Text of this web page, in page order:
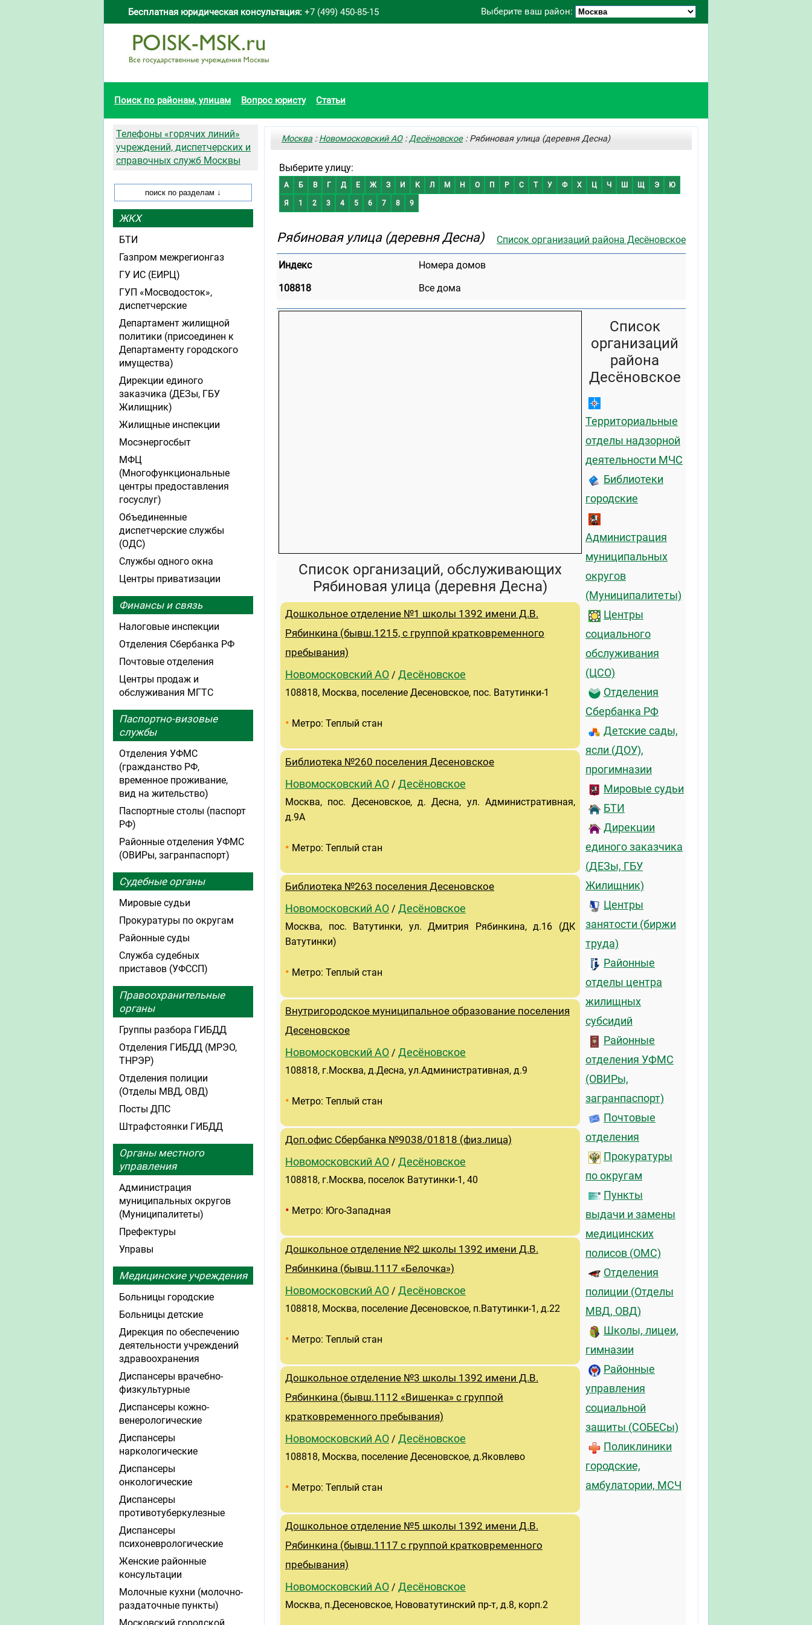
Выберите ваш район:
Бесплатная юридическая консультация: +7 (499) 450-85-15
Поиск по районам, улицам Вопрос юристу Статьи
Москва :Новомосковский АО:Десёновское: Рябиновая улица (деревня Десна)
Выберите улицу:
А Б В Г Д Е Ж З И К Л М Н О П Р С Т У Ф Х Ц Ч Ш Щ Э Ю
Я 1 2 3 4 5 6 7 8 9
Список организаций района Десёновское
Рябиновая улица (деревня Десна)
Индекс
Номера домов
108818
Все дома
Список организаций, обслуживающих
Рябиновая улица (деревня Десна)
Дошкольное отделение №1 школы 1392 имени Д.В.
Рябинкина (бывш.1215, с группой кратковременного
пребывания)
Новомосковский АО / Десёновское
108818, Москва, поселение Десеновское, пос. Ватутинки-1
• Метро: Теплый стан
Библиотека №260 поселения Десеновское
Новомосковский АО / Десёновское
Москва, пос. Десеновское, д. Десна, ул. Административная,
д.9А
• Метро: Теплый стан
Библиотека №263 поселения Десеновское
Новомосковский АО / Десёновское
Москва, пос. Ватутинки, ул. Дмитрия Рябинкина, д.16 (ДК
Ватутинки)
• Метро: Теплый стан
Внутригородское муниципальное образование поселения
Десеновское
Новомосковский АО / Десёновское
108818, г.Москва, д.Десна, ул.Административная, д.9
• Метро: Теплый стан
Доп.офис Сбербанка №9038/01818 (физ.лица)
Новомосковский АО / Десёновское
108818, г.Москва, поселок Ватутинки-1, 40
• Метро: Юго-Западная
Дошкольное отделение №2 школы 1392 имени Д.В.
Рябинкина (бывш.1117 «Белочка»)
Новомосковский АО / Десёновское
108818, Москва, поселение Десеновское, п.Ватутинки-1, д.22
• Метро: Теплый стан
Дошкольное отделение №3 школы 1392 имени Д.В.
Рябинкина (бывш.1112 «Вишенка» с группой
кратковременного пребывания)
Новомосковский АО / Десёновское
108818, Москва, поселение Десеновское, д.Яковлево
• Метро: Теплый стан
Дошкольное отделение №5 школы 1392 имени Д.В.
Рябинкина (бывш.1117 с группой кратковременного
пребывания)
Новомосковский АО / Десёновское
Москва, п.Десеновское, Нововатутинский пр-т, д.8, корп.2
Список
организаций
района
Десёновское
Территориальные
отделы надзорной
деятельности МЧС
Библиотеки
городские
Администрация
муниципальных
округов
(Муниципалитеты)
Центры
социального
обслуживания
(ЦСО)
Отделения
Сбербанка РФ
Детские сады,
ясли (ДОУ),
прогимназии
Мировые судьи
БТИ
Дирекции
единого заказчика
(ДЕЗы, ГБУ
Жилищник)
Центры
занятости (биржи
труда)
Районные
отделы центра
жилищных
субсидий
Районные
отделения УФМС
(ОВИРы,
загранпаспорт)
Почтовые
отделения
Прокуратуры
по округам
Пункты
выдачи и замены
медицинских
полисов (ОМС)
Отделения
полиции (Отделы
МВД, ОВД)
Школы, лицеи,
гимназии
Районные
управления
социальной
защиты (СОБЕСы)
Поликлиники
городские,
амбулатории, МСЧ
Телефоны «горячих линий»
учреждений, диспетчерских и
справочных служб Москвы
ЖКХ
БТИ
Газпром межрегионгаз
ГУ ИС (ЕИРЦ)
ГУП «Мосводосток»,
диспетчерские
Департамент жилищной
политики (присоединен к
Департаменту городского
имущества)
Дирекции единого
заказчика (ДЕЗы, ГБУ
Жилищник)
Жилищные инспекции
Мосэнергосбыт
МФЦ
(Многофункциональные
центры предоставления
госуслуг)
Объединенные
диспетчерские службы
(ОДС)
Службы одного окна
Центры приватизации
Финансы и связь
Налоговые инспекции
Отделения Сбербанка РФ
Почтовые отделения
Центры продаж и
обслуживания МГТС
Паспортно-визовые
службы
Отделения УФМС
(гражданство РФ,
временное проживание,
вид на жительство)
Паспортные столы (паспорт
РФ)
Районные отделения УФМС
(ОВИРы, загранпаспорт)
Судебные органы
Мировые судьи
Прокуратуры по округам
Районные суды
Служба судебных
приставов (УФССП)
Правоохранительные
органы
Группы разбора ГИБДД
Отделения ГИБДД (МРЭО,
ТНРЭР)
Отделения полиции
(Отделы МВД, ОВД)
Посты ДПС
Штрафстоянки ГИБДД
Органы местного
управления
Администрация
муниципальных округов
(Муниципалитеты)
Префектуры
Управы
Медицинские учреждения
Больницы городские
Больницы детские
Дирекция по обеспечению
деятельности учреждений
здравоохранения
Диспансеры врачебно-
физкультурные
Диспансеры кожно-
венерологические
Диспансеры
наркологические
Диспансеры
онкологические
Диспансеры
противотуберкулезные
Диспансеры
психоневрологические
Женские районные
консультации
Молочные кухни (молочно-
раздаточные пункты)